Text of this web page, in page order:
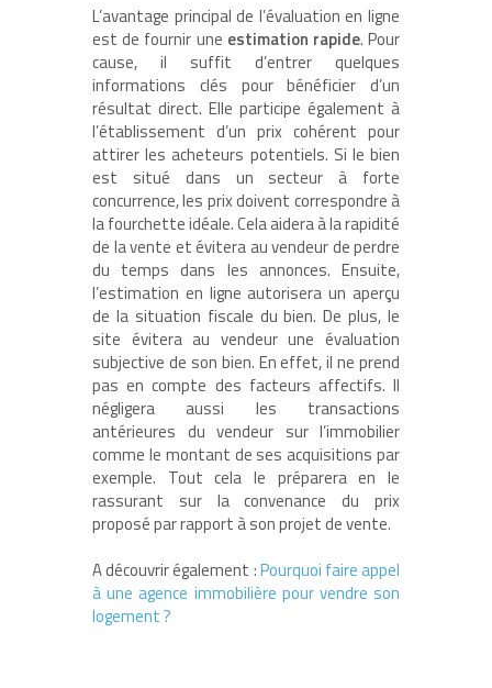
L’avantage principal de l’évaluation en ligne
est de fournir une estimation rapide. Pour
cause, il suffit d’entrer quelques
informations clés pour bénéficier d’un
résultat direct. Elle participe également à
l’établissement d’un prix cohérent pour
attirer les acheteurs potentiels. Si le bien
est situé dans un secteur à forte
concurrence, les prix doivent correspondre à
la fourchette idéale. Cela aidera à la rapidité
de la vente et évitera au vendeur de perdre
du temps dans les annonces. Ensuite,
l’estimation en ligne autorisera un aperçu
de la situation fiscale du bien. De plus, le
site évitera au vendeur une évaluation
subjective de son bien. En effet, il ne prend
pas en compte des facteurs affectifs. Il
négligera aussi les transactions
antérieures du vendeur sur l’immobilier
comme le montant de ses acquisitions par
exemple. Tout cela le préparera en le
rassurant sur la convenance du prix
proposé par rapport à son projet de vente.
A découvrir également :Pourquoi faire appel
à une agence immobilière pour vendre son
logement ?